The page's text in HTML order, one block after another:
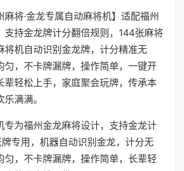
麻将·金龙专属自动麻将机】适配福州
支持金龙牌计分翻倍规则，144张麻将
将机自动识别金龙牌，计分精准无
匀，不卡牌漏牌，操作简单，一键开
辈轻松上手，家庭聚会玩牌，传承本
满满。
专为福州金龙麻将设计，支持金龙计
专用，机器自动识别金龙，计分无
匀，不卡牌漏牌，操作简单，长辈轻